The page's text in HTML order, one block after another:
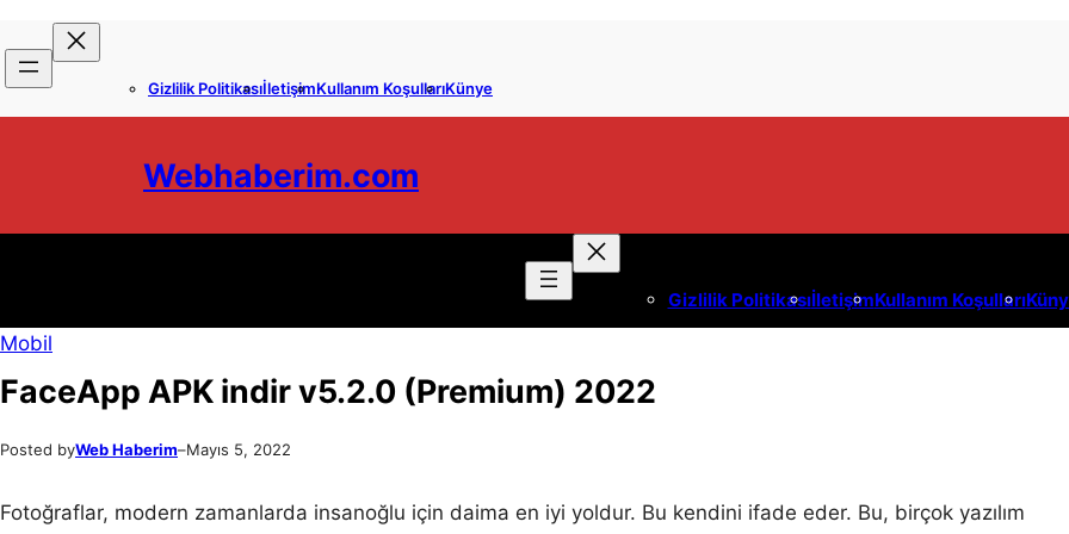
geç
Gizlilik PolitikasıİletişimKullanım KoşullarıKünye
Webhaberim.com
Gizlilik PolitikasıİletişimKullanım Koşulları
Mobil
FaceApp APK indir v5.2.0 (Premium) 2022
Posted byWeb Haberim–Mayıs 5, 2022
Fotoğraflar, modern zamanlarda insanoğlu için daima en iyi yoldur. Bu kendini ifade eder. Bu, birçok yazılım